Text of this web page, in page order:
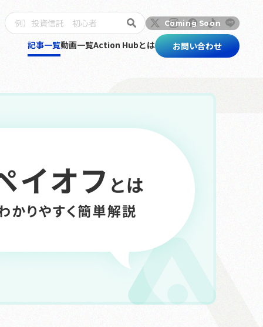
記事一覧動画一覧Action Hubとは お問い合わせ
トップ
動画一覧
Action Hubとは
お問い合わせ